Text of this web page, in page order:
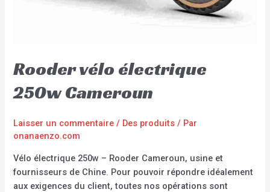
Rooder vélo électrique
250w Cameroun
Laisser un commentaire / Des produits / Par
onanaenzo.com
Vélo électrique 250w – Rooder Cameroun, usine et
fournisseurs de Chine. Pour pouvoir répondre idéalement
aux exigences du client, toutes nos opérations sont